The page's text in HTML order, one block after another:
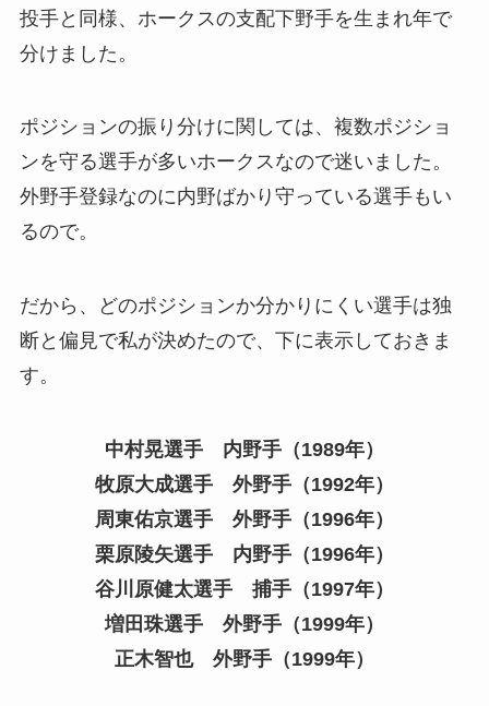
投手と同様、ホークスの支配下野手を生まれ年で
分けました。
ポジションの振り分けに関しては、複数ポジショ
ンを守る選手が多いホークスなので迷いました。
外野手登録なのに内野ばかり守っている選手もい
るので。
だから、どのポジションか分かりにくい選手は独
断と偏見で私が決めたので、下に表示しておきま
す。
中村晃選手 内野手（1989年）
牧原大成選手 外野手 （1992年）
周東佑京選手 外野手 （1996年）
栗原陵矢選手 内野手 （1996年）
谷川原健太選手 捕手 （1997年）
増田珠選手 外野手 （1999年）
正木智也 外野手 （1999年）